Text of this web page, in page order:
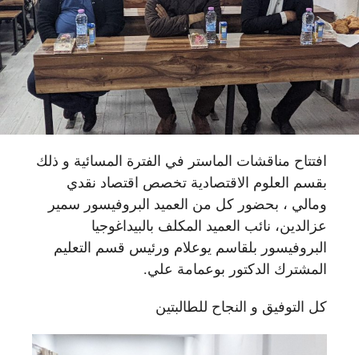
افتتاح مناقشات الماستر في الفترة المسائية و ذلك
بقسم العلوم الاقتصادية تخصص اقتصاد نقدي
ومالي ، بحضور كل من العميد البروفيسور سمير
عزالدين، نائب العميد المكلف بالبيداغوجيا
البروفيسور بلقاسم يوعلام ورئيس قسم التعليم
المشترك الدكتور بوعمامة علي.
كل التوفيق و النجاح للطالبتين